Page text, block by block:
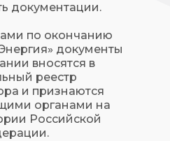
документации.
по окончанию
документы
вносятся в
реестр
и признаются
органами на
Российской